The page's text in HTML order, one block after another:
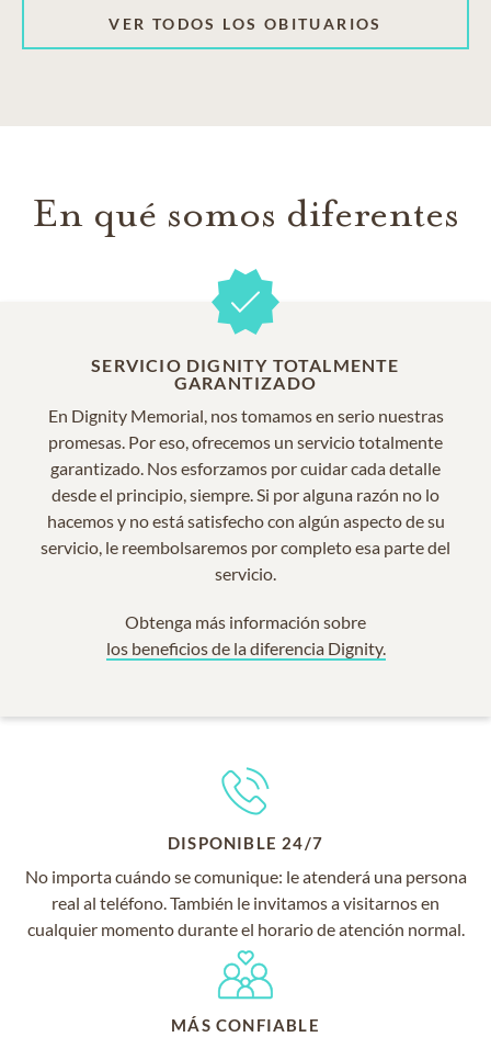
VER TODOS LOS OBITUARIOS
En qué somos diferentes
SERVICIO DIGNITY TOTALMENTE
GARANTIZADO
En Dignity Memorial, nos tomamos en serio nuestras
promesas. Por eso, ofrecemos un servicio totalmente
garantizado. Nos esforzamos por cuidar cada detalle
desde el principio, siempre. Si por alguna razón no lo
hacemos y no está satisfecho con algún aspecto de su
servicio, le reembolsaremos por completo esa parte del
servicio.
Obtenga más información sobre
los beneficios de la diferencia Dignity.
DISPONIBLE 24/7
No importa cuándo se comunique: le atenderá una persona
real al teléfono. También le invitamos a visitarnos en
cualquier momento durante el horario de atención normal.
MÁS CONFIABLE